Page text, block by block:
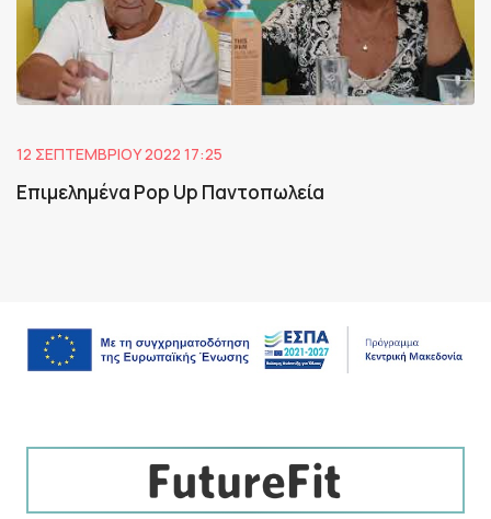
12 ΣΕΠΤΕΜΒΡΊΟΥ 2022 17:25
Επιμελημένα Pop Up Παντοπωλεία